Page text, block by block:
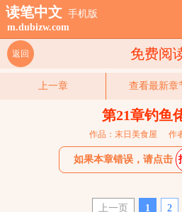
读笔中文 手机版
m.dubizw.com
免费阅
返回
上一章 查看最新章
第21章钓鱼
作品：末日美食屋 作
如果本章错误，请点击
上一页 1 2